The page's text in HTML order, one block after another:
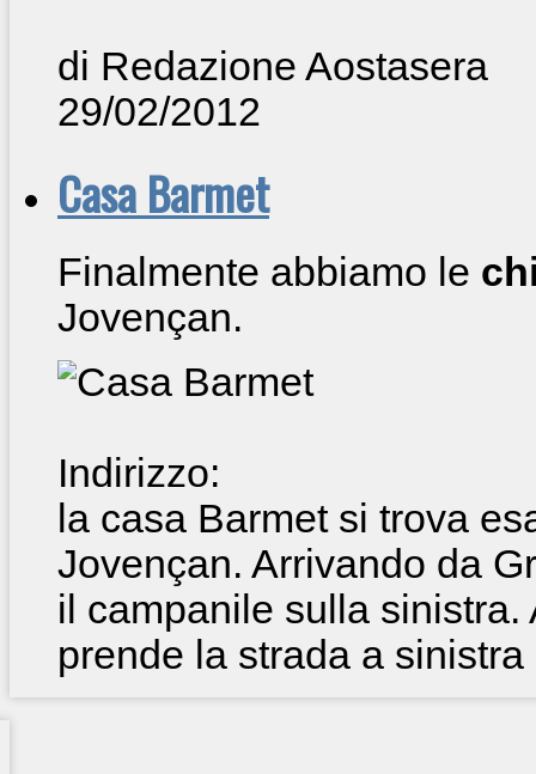
di Redazione Aostasera
29/02/2012
Casa Barmet
Finalmente abbiamo le
Jovençan.
Indirizzo:
la casa Barmet si trova
Jovençan. Arrivando da
il campanile sulla
prende la strada a